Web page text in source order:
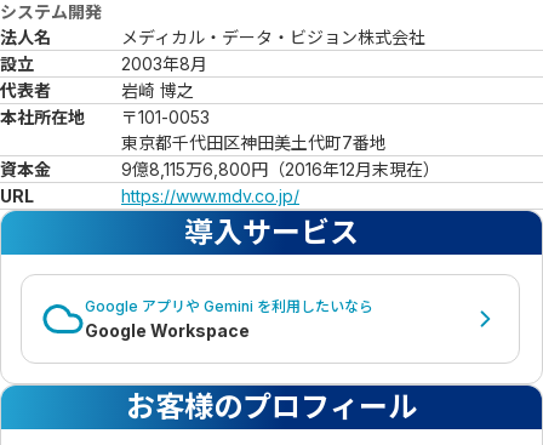
システム開発
法人名
メディカル・データ・ビジョン株式会社
設立
2003年8月
代表者
岩崎 博之
本社所在地
〒101-0053
東京都千代田区神田美土代町7番地
資本金
9億8,115万6,800円（2016年12月末現在）
URL
https://www.mdv.co.jp/
導入サービス
Google アプリや Gemini を利用したいなら
Google Workspace
お客様のプロフィール